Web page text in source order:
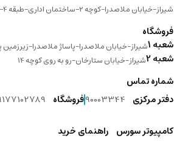
شیراز-خیابان ملاصدرا-کوچه 2-ساختمان اداری-طبقه 4-واحد 104
فروشگاه
شعبه 1 شیراز-خیابان ملاصدرا-پاساژ ملاصدرا-زیرزمین
شعبه 2 شیراز-خیابان ستارخان-رو به روی کوچه 14
شماره تماس
دفتر مرکزی
90003344فروشگاه
کامپیوتر سورس راهنمای خرید